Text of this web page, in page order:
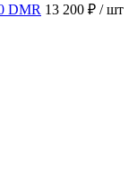
DMR 13 200 ₽ / шт